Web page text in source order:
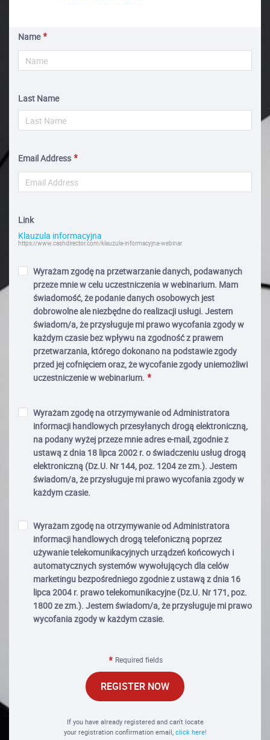
Name
Last Name
Email Address
Link
Klauzula informacyjna
https://www.cashdirector.com/klauzula-informacyjna-webinar
Wyrażam zgodę na przetwarzanie danych, podawanych
przeze mnie w celu uczestniczenia w webinarium. Mam
świadomość, że podanie danych osobowych jest
dobrowolne ale niezbędne do realizacji usługi. Jestem
świadom/a, że przysługuje mi prawo wycofania zgody w
każdym czasie bez wpływu na zgodność z prawem
przetwarzania, którego dokonano na podstawie zgody
przed jej cofnięciem oraz, że wycofanie zgody uniemożliwi
uczestniczenie w webinarium.
Wyrażam zgodę na otrzymywanie od Administratora
informacji handlowych przesyłanych drogą elektroniczną,
na podany wyżej przeze mnie adres e-mail, zgodnie z
ustawą z dnia 18 lipca 2002 r. o świadczeniu usług drogą
elektroniczną (Dz.U. Nr 144, poz. 1204 ze zm.). Jestem
świadom/a, że przysługuje mi prawo wycofania zgody w
każdym czasie.
Wyrażam zgodę na otrzymywanie od Administratora
informacji handlowych drogą telefoniczną poprzez
używanie telekomunikacyjnych urządzeń końcowych i
automatycznych systemów wywołujących dla celów
marketingu bezpośredniego zgodnie z ustawą z dnia 16
lipca 2004 r. prawo telekomunikacyjne (Dz.U. Nr 171, poz.
1800 ze zm.). Jestem świadom/a, że przysługuje mi prawo
wycofania zgody w każdym czasie.
Required fields
REGISTER NOW
If you have already registered and can't locate
your registration confirmation email, click here!